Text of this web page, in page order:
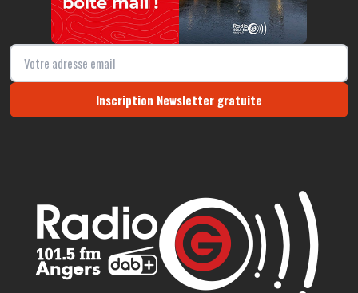
Inscription Newsletter gratuite